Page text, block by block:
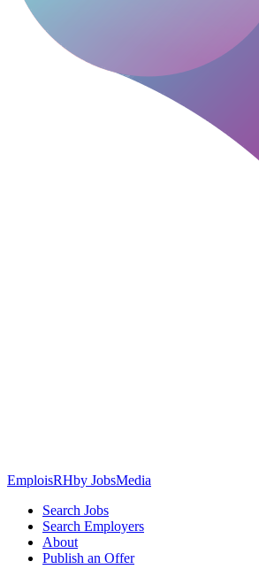
EmploisRHby JobsMedia
Search Jobs
Search Employers
About
Publish an Offer